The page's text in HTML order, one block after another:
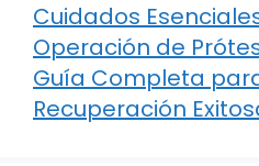
Cuidados
Operación de
Guía Completa
Recuperación